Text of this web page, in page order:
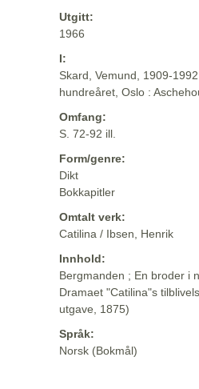
Utgitt:
1966
I:
Skard, Vemund, 1909-
hundreåret, Oslo :
Omfang:
S. 72-92 ill.
Form/genre:
Dikt
Bokkapitler
Omtalt verk:
Catilina / Ibsen, Henrik
Innhold:
Bergmanden ; En broder i
Dramaet "Catilina"s
utgave, 1875)
Språk:
Norsk (Bokmål)